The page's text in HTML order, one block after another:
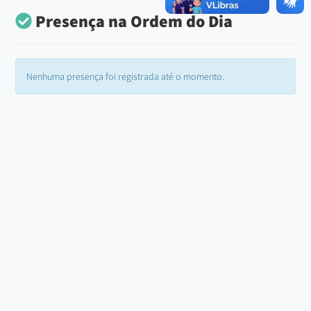
Presença na Ordem do Dia
Nenhuma presença foi registrada até o momento.